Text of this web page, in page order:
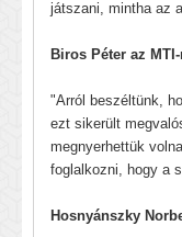
játszani, mintha az
Biros Péter az
"Arról beszéltünk,
ezt sikerült
megnyerhettük
foglalkozni, hogy a
Hosnyánszky